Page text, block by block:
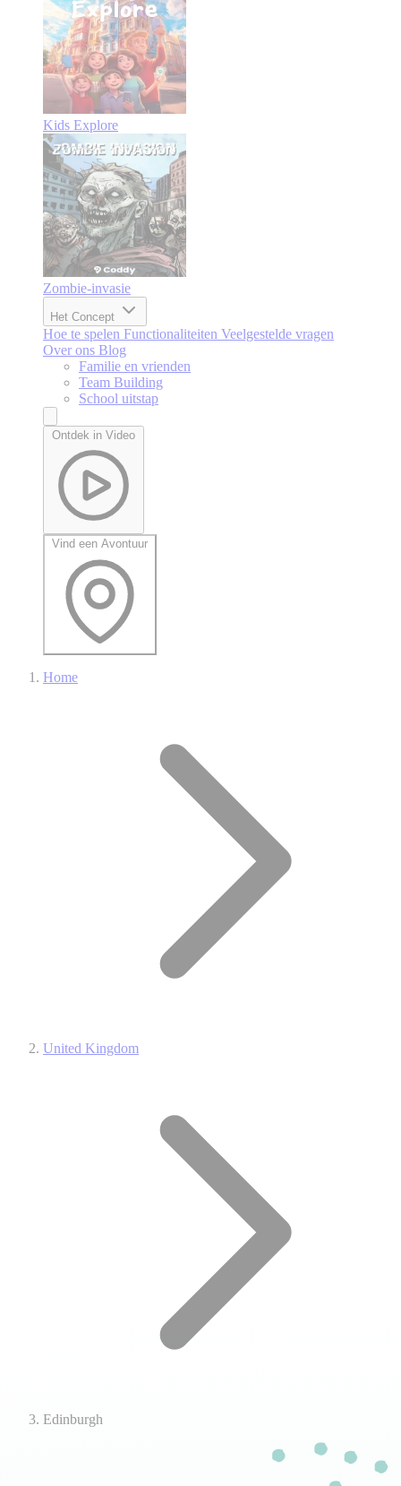
Kids Explore
Zombie-invasie
Het Concept
Hoe te spelen Functionaliteiten Veelgestelde vragen
Over ons Blog
Familie en vrienden
Team Building
School uitstap
Ontdek in Video
Vind een Avontuur
Home
United Kingdom
Edinburgh